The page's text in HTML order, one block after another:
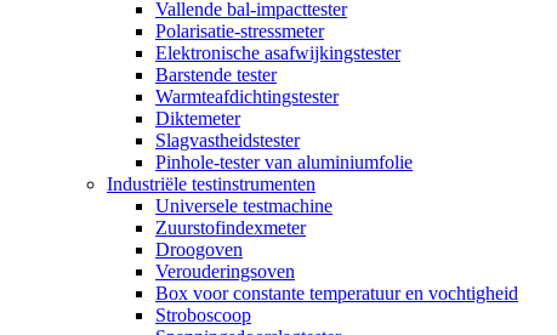
Vallende bal-impacttester
Polarisatie-stressmeter
Elektronische asafwijkingstester
Barstende tester
Warmteafdichtingstester
Diktemeter
Slagvastheidstester
Pinhole-tester van aluminiumfolie
Industriële testinstrumenten
Universele testmachine
Zuurstofindexmeter
Droogoven
Verouderingsoven
Box voor constante temperatuur en vochtigheid
Stroboscoop